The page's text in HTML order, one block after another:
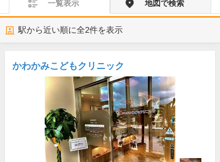
一覧表示 地図で検索
駅から近い順に全2件を表示
かわかみこどもクリニック